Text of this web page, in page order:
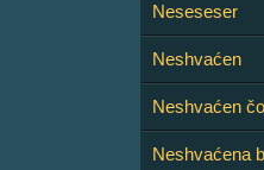
Neseseser
Neshvaćen
Neshvaćen
Neshvaćena